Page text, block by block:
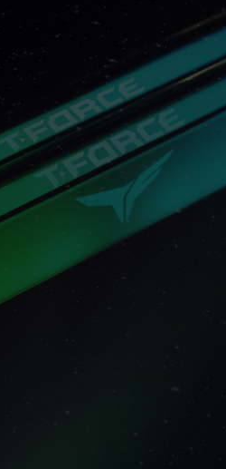
があります。最大動作周波数
3.0 / EXPOを有効化）は
ぼす可能性があります。オー
定をデフォルトに戻してくださ
されている周波数は「最大対
ない場合がございます。
よびプロセッサが、対応する
いるかをご確認ください。対応
に達しない可能性があります。
モジュールは標準電圧範囲内で
発生した場合は、それぞれの